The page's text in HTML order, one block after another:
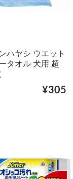
ハヤシ ウエット
タオル 犬用 超
¥305